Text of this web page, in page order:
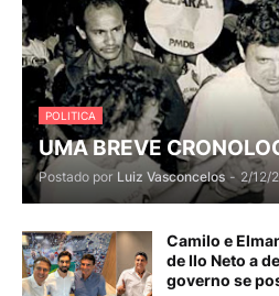
POLITICA
UMA BREVE
Postado por Luiz Vasconcelos - 2/12/
Camilo e
de Ilo Neto a
governo se